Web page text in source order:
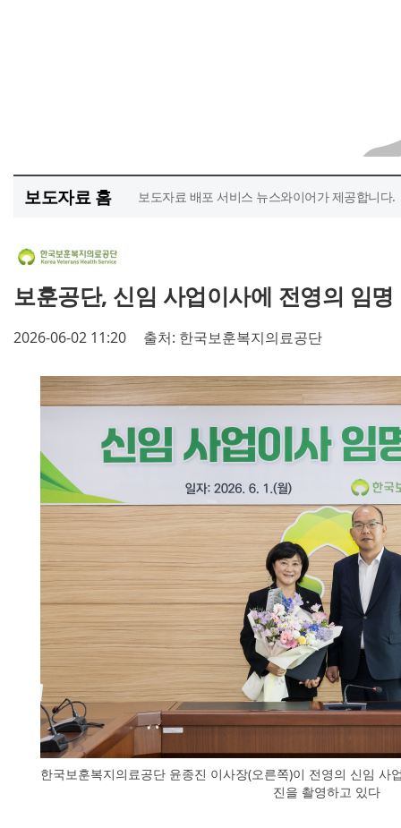
보도자료 홈 보도자료 배포 서비스 뉴스와이어가 제공합니다.
보훈공단, 신임 사업이사에 전영의 임명
2026-06-02 11:20 출처: 한국보훈복지의료공단
한국보훈복지의료공단 윤종진 이사장(오른쪽)이 전영의 신임 사
진을 촬영하고 있다